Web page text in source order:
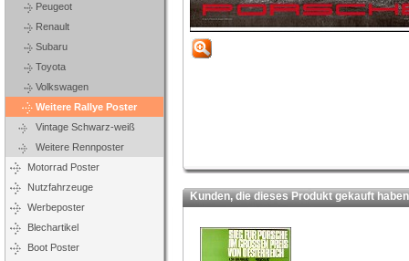
Peugeot
Renault
Subaru
Toyota
Volkswagen
Weitere Rallye Poster
Vintage Schwarz-weiß
Weitere Rennposter
Motorrad Poster
Nutzfahrzeuge
Werbeposter
Blechartikel
Boot Poster
Kunden, die dieses Produkt gekauft